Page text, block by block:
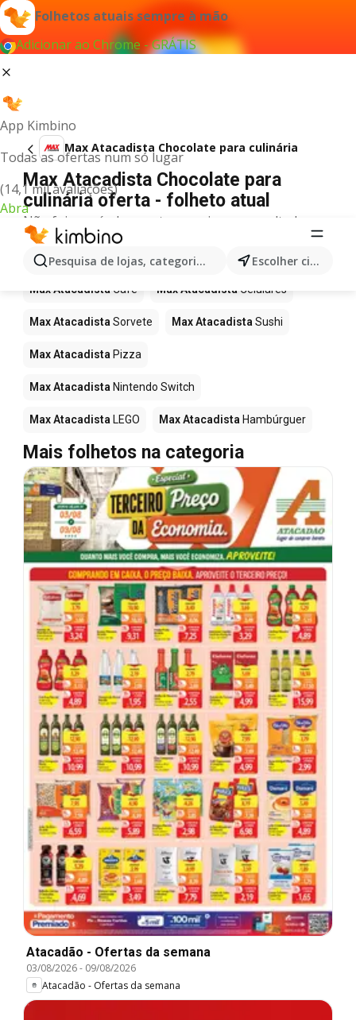
Folhetos atuais sempre à mão
Adicionar ao Chrome - GRÁTIS
App Kimbino
Todas as ofertas num só lugar
(14,1 mil avaliações)
Abra
Pesquisa de lojas, categorias,produtos... Escolher cidade
Max Atacadista Chocolate para culinária
Max Atacadista Chocolate para
culinária oferta - folheto atual
Não foi possível encontrar quaisquer resultados
para este termo.
Mais produtos em Max Atacadista
Max Atacadista Café Max Atacadista Celulares
Max Atacadista Sorvete Max Atacadista Sushi
Max Atacadista Pizza
Max Atacadista Nintendo Switch
Max Atacadista LEGO Max Atacadista Hambúrguer
Mais folhetos na categoria
Atacadão - Ofertas da semana
03/08/2026- 09/08/2026
Atacadão - Ofertas da semana